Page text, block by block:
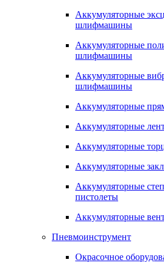
Аккумуляторные
шлифмашины
Аккумуляторные
шлифмашины
Аккумуляторные
шлифмашины
Аккумуляторные
Аккумуляторные
Аккумуляторные
Аккумуляторные
Аккумуляторные
пистолеты
Аккумуляторные
Пневмоинструмент
Окрасочное